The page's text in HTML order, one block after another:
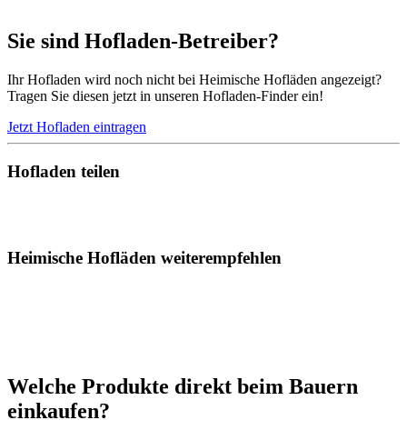
Sie sind Hofladen-Betreiber?
Ihr Hofladen wird noch nicht bei Heimische Hofläden angezeigt?
Tragen Sie diesen jetzt in unseren Hofladen-Finder ein!
Jetzt Hofladen eintragen
Hofladen teilen
Heimische Hofläden weiterempfehlen
Welche Produkte direkt beim Bauern
einkaufen?